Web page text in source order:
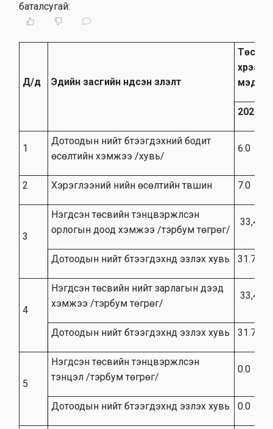
баталсугай:
Д/д Эдийн засгийн үндсэн үзүүлэлт
2026 он
1
Дотоодын нийт бүтээгдэхүүний бодит
өсөлтийн хэмжээ /хувь/
6.0
2 Хэрэглээний үнийн өсөлтийн түвшин 7.0
3
Нэгдсэн төсвийн тэнцвэржүүлсэн
орлогын доод хэмжээ /тэрбум төгрөг/
Дотоодын нийт бүтээгдэхүүнд эзлэх хувь 31.7
4
Нэгдсэн төсвийн нийт зарлагын дээд
хэмжээ /тэрбум төгрөг/
Дотоодын нийт бүтээгдэхүүнд эзлэх хувь 31.7
5
Нэгдсэн төсвийн тэнцвэржүүлсэн
тэнцэл /тэрбум төгрөг/
0.0
Дотоодын нийт бүтээгдэхүүнд эзлэх хувь 0.0